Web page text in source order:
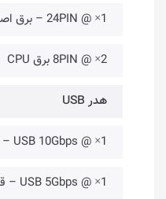
1× @ 24PIN – برق اصلی
2× @ 8PIN برق CPU
هدر USB
1× @ USB 10Gbps – قابلیت خروجی USB-C
1× @ USB 5Gbps – قابلیت خروجی تا 2× عدد